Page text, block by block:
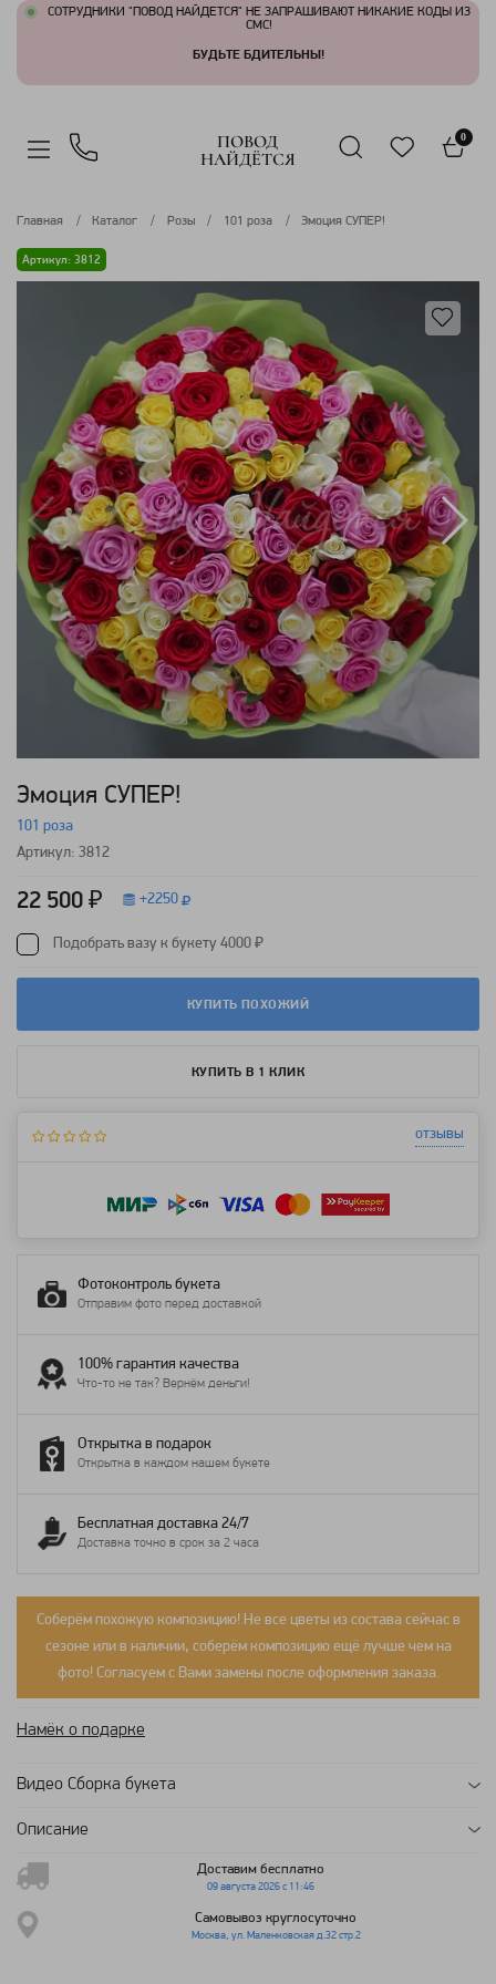
СОТРУДНИКИ "ПОВОД НАЙДЕТСЯ" НЕ ЗАПРАШИВАЮТ НИКАКИЕ КОДЫ ИЗ
СМС!
БУДЬТЕ БДИТЕЛЬНЫ!
ПОВОД
НАЙДЁТСЯ
0
Главная Каталог Розы 101 роза Эмоция СУПЕР!
Артикул: 3812
Эмоция СУПЕР!
101 роза
Артикул: 3812
22 500 ₽ +2250
Подобрать вазу к букету 4000 ₽
КУПИТЬ ПОХОЖИЙ
КУПИТЬ В 1 КЛИК
отзывы
Фотоконтроль букета
Отправим фото перед доставкой
100% гарантия качества
Что-то не так? Вернём деньги!
Открытка в подарок
Открытка в каждом нашем букете
Бесплатная доставка 24/7
Доставка точно в срок за 2 часа
Соберём похожую композицию! Не все цветы из состава сейчас в
сезоне или в наличии, соберём композицию ещё лучше чем на
фото! Согласуем с Вами замены после оформления заказа.
Намёк о подарке
Видео Сборка букета
Описание
Доставим бесплатно
09 августа 2026 с 11:46
Самовывоз круглосуточно
Москва, ул. Маленковская д.32 стр.2